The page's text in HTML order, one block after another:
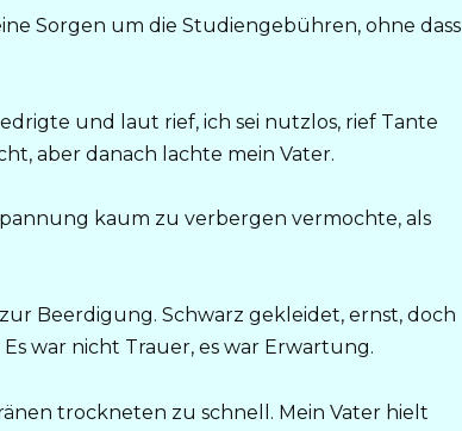
Sorgen um die Studiengebühren, ohne dass
und laut rief, ich sei nutzlos, rief Tante
aber danach lachte mein Vater.
kaum zu verbergen vermochte, als
Beerdigung. Schwarz gekleidet, ernst, doch
war nicht Trauer, es war Erwartung.
trockneten zu schnell. Mein Vater hielt